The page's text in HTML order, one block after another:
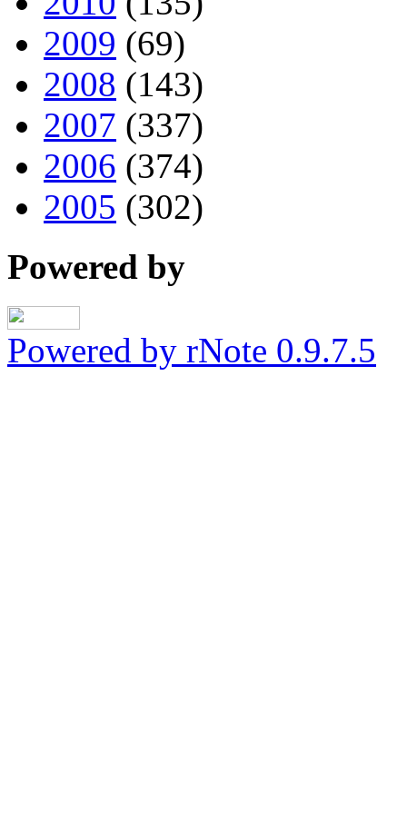
2009 (69)
2008 (143)
2007 (337)
2006 (374)
2005 (302)
Powered by
Powered by rNote 0.9.7.5